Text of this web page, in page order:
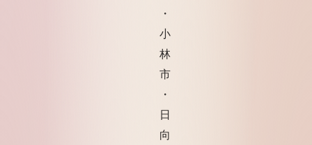
・
小
林
市
・
日
向